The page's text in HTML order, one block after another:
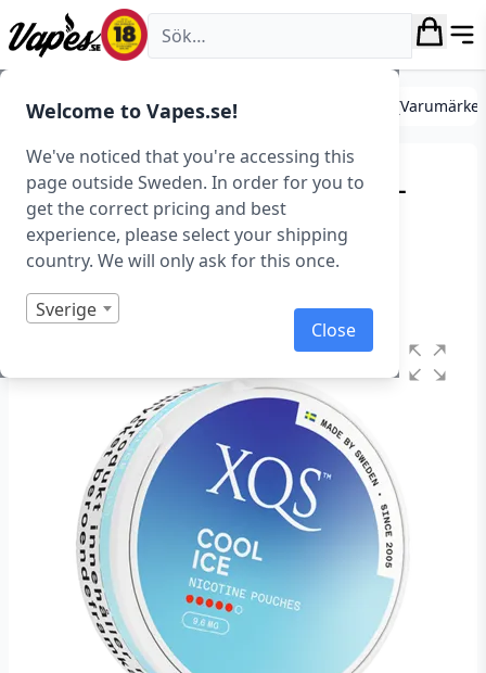
Welcome to Vapes.se!
We've noticed that you're accessing this
page outside Sweden. In order for you to
get the correct pricing and best
experience, please select your shipping
country. We will only ask for this once.
Sverige
Close
Vapes.se
Tobaksfritt snus (Nikotinpåsar) Tobaksfritt Snus
XQS – Cool Ice X-Strong –
Slim (9,6 mg/portion)
Art.nr: 41540
I lager